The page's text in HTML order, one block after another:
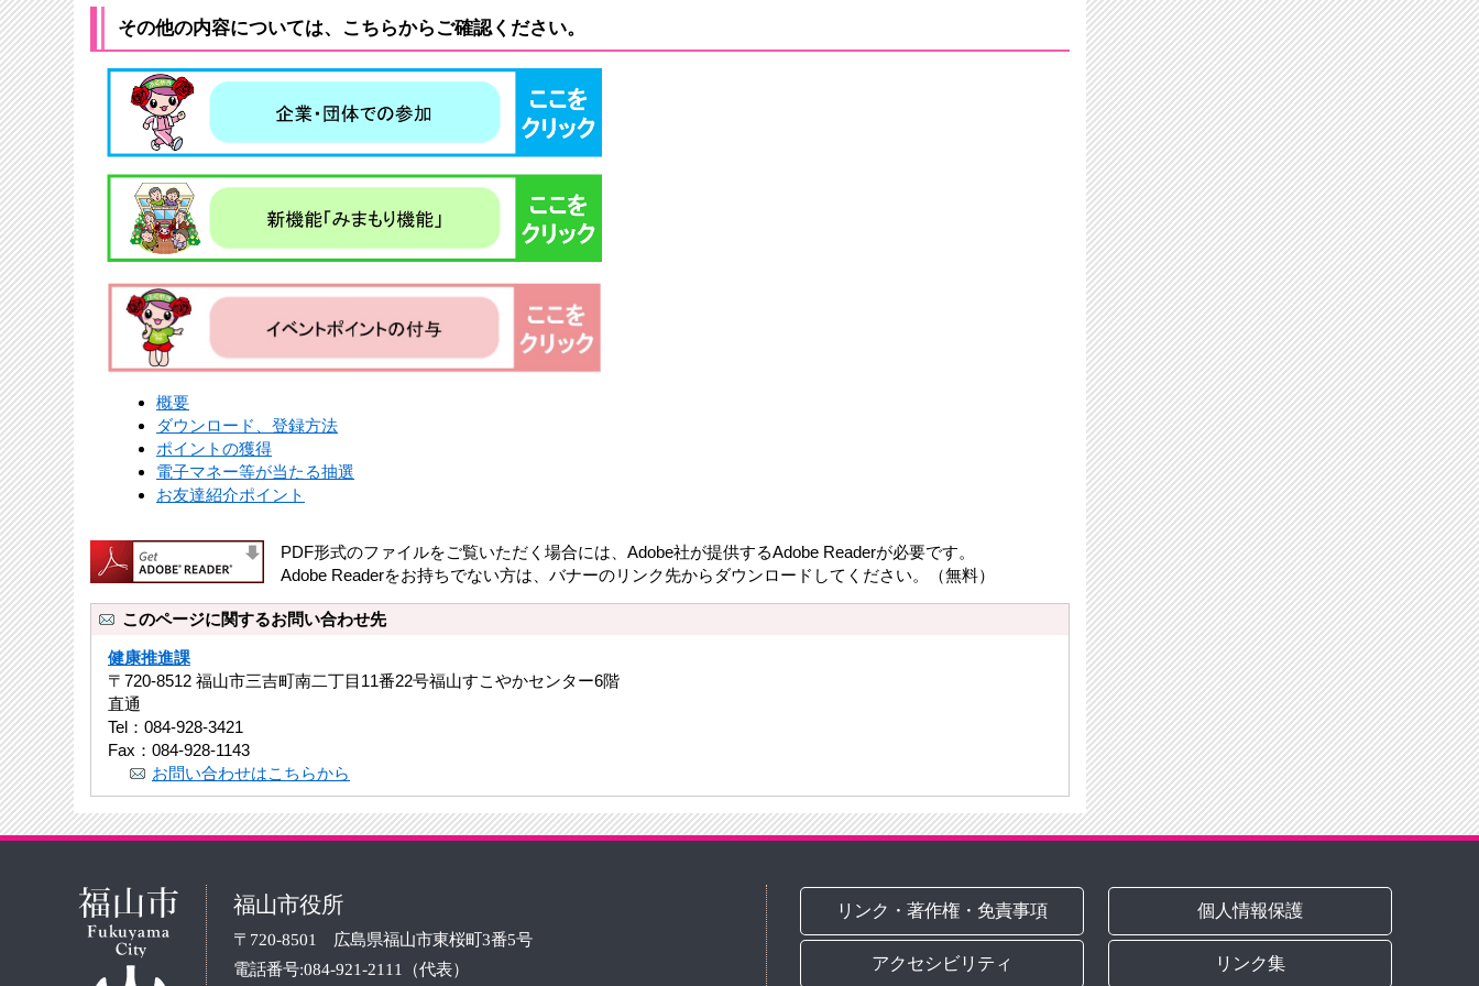
その他の内容については、こちらからご確認ください。
概要
ダウンロード、登録方法
ポイントの獲得
電子マネー等が当たる抽選
お友達紹介ポイント
PDF形式のファイルをご覧いただく場合には、Adobe社が提供するAdobe Readerが必要です。
Adobe Readerをお持ちでない方は、バナーのリンク先からダウンロードしてください。（無料）
このページに関するお問い合わせ先
健康推進課
〒720-8512 福山市三吉町南二丁目11番22号福山すこやかセンター6階
直通
Tel：084-928-3421
Fax：084-928-1143
お問い合わせはこちらから
福山市役所
〒720-8501 広島県福山市東桜町3番5号
電話番号:084-921-2111（代表）
リンク・著作権・免責事項 個人情報保護
アクセシビリティ リンク集